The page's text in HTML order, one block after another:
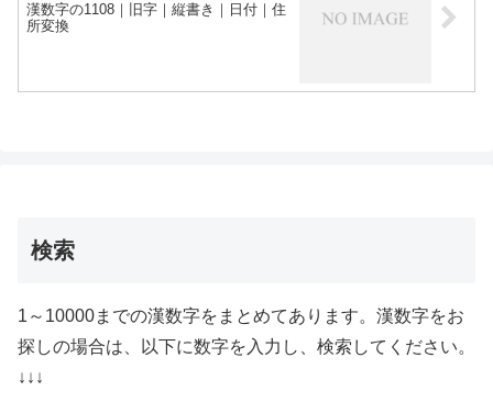
漢数字の1108｜旧字｜縦書き｜日付｜住
所変換
検索
1～10000までの漢数字をまとめてあります。漢数字をお
探しの場合は、以下に数字を入力し、検索してください。
↓↓↓